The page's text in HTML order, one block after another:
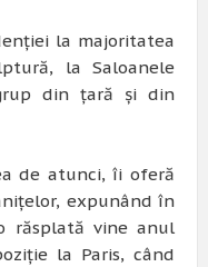
la majoritatea
la Saloanele
din ţară şi din
de atunci, îi oferă
expunând în
răsplată vine anul
la Paris, când